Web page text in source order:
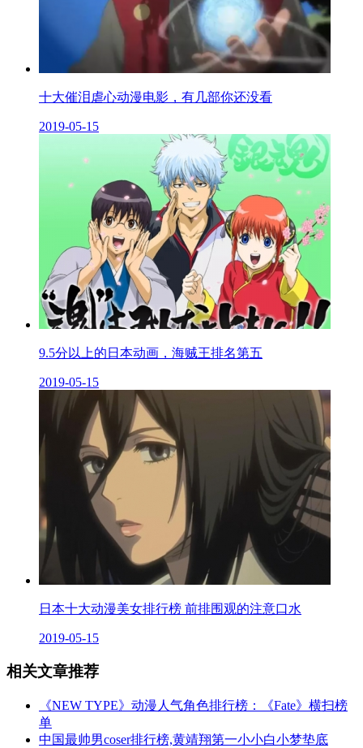
十大催泪虐心动漫电影，有几部你还没看
2019-05-15
9.5分以上的日本动画，海贼王排名第五
2019-05-15
日本十大动漫美女排行榜 前排围观的注意口水
2019-05-15
相关文章推荐
《NEW TYPE》动漫人气角色排行榜：《Fate》横扫榜
单
中国最帅男coser排行榜,黄靖翔第一小小白小梦垫底